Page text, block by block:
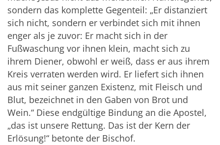
sondern das komplette Gegenteil: „Er distanziert
sich nicht, sondern er verbindet sich mit ihnen
enger als je zuvor: Er macht sich in der
Fußwaschung vor ihnen klein, macht sich zu
ihrem Diener, obwohl er weiß, dass er aus ihrem
Kreis verraten werden wird. Er liefert sich ihnen
aus mit seiner ganzen Existenz, mit Fleisch und
Blut, bezeichnet in den Gaben von Brot und
Wein.“ Diese endgültige Bindung an die Apostel,
„das ist unsere Rettung. Das ist der Kern der
Erlösung!“ betonte der Bischof.